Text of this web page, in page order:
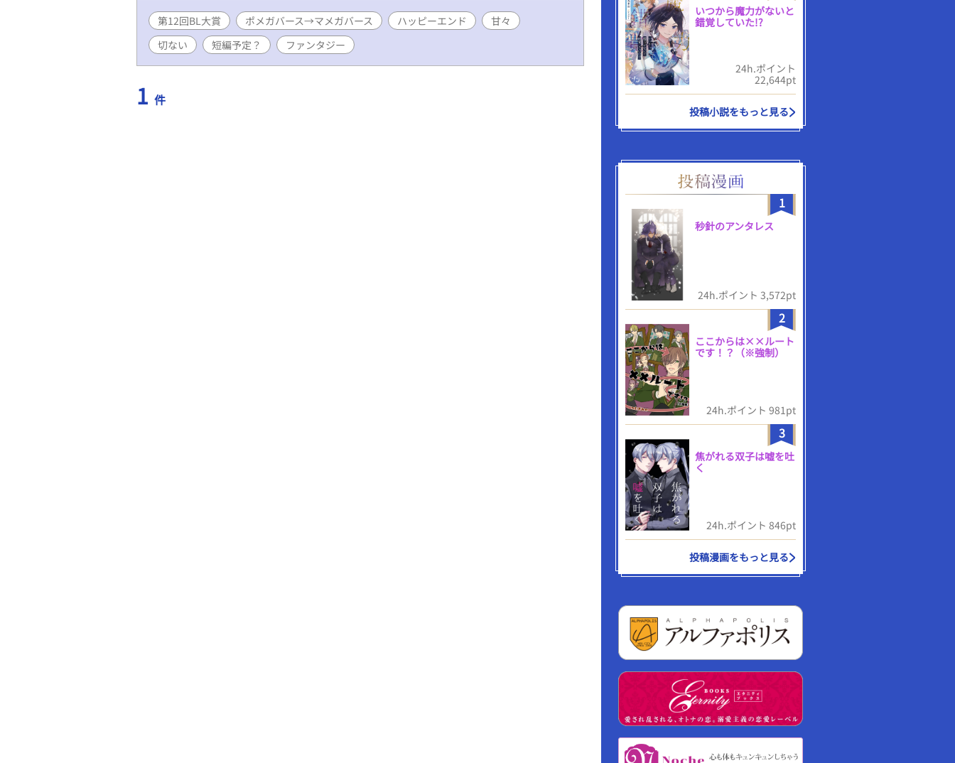
大好きらしい。え、やばくね？ オレ、犬のところを黒木に
撫でられたりしたら、秒で人間に戻る気しかしないけど！
マジ無理！ 絶対に犬の姿をみられてはいけない、捕まって
はいけない。と思っていたが、理事長室で、なかなか人間に
第12回BL大賞 ポメガバース→マメガバース ハッピーエンド
甘々
切ない
短編予定？ ファンタジー
1 件
いつから魔力がないと
錯覚していた!?
24h.ポイント
22,644pt
投稿小説をもっと見る
1
秒針のアンタレス
24h.ポイント 3,572pt
2
ここからは××ルート
です！？（※強制）
24h.ポイント 981pt
3
焦がれる双子は嘘を吐
く
24h.ポイント 846pt
投稿漫画をもっと見る